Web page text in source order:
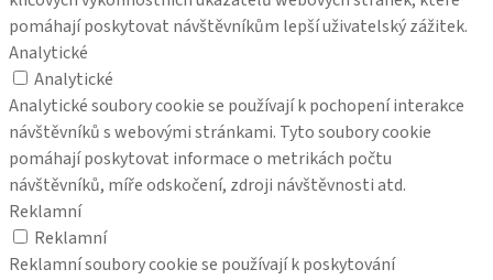
pomáhají poskytovat návštěvníkům lepší uživatelský zážitek.
Analytické
Analytické
Analytické soubory cookie se používají k pochopení interakce
návštěvníků s webovými stránkami. Tyto soubory cookie
pomáhají poskytovat informace o metrikách počtu
návštěvníků, míře odskočení, zdroji návštěvnosti atd.
Reklamní
Reklamní
Reklamní soubory cookie se používají k poskytování